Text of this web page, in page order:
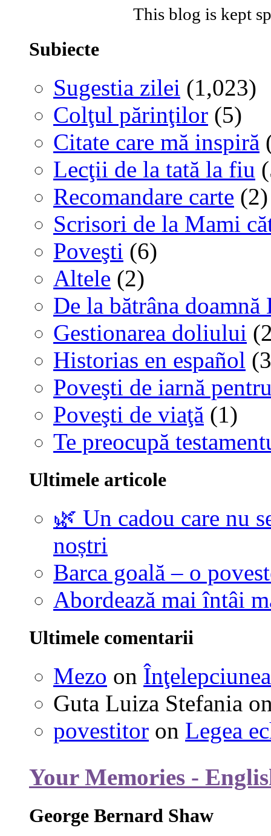
This blog is kept
Subiecte
Sugestia zilei (1,023)
Colţul părinţilor (5)
Citate care mă inspiră
Lecţii de la tată la fiu
Recomandare carte (2)
Scrisori de la Mami
Poveşti (6)
Altele (2)
De la bătrâna
Gestionarea doliului
Historias en español
Poveşti de iarnă
Poveşti de viaţă (1)
Te preocupă
Ultimele articole
🌿 Un cadou care nu
noștri
Barca goală – o
Abordează mai întâi
Ultimele comentarii
Mezo on Înţelepciunea
Guta Luiza Stefania
povestitor on Legea
Your Memories -
George Bernard Shaw